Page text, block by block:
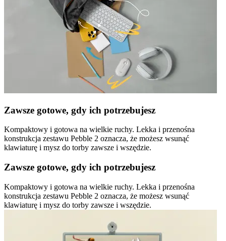
Zawsze gotowe, gdy ich potrzebujesz
Kompaktowy i gotowa na wielkie ruchy. Lekka i przenośna
konstrukcja zestawu Pebble 2 oznacza, że możesz wsunąć
klawiaturę i mysz do torby zawsze i wszędzie.
Zawsze gotowe, gdy ich potrzebujesz
Kompaktowy i gotowa na wielkie ruchy. Lekka i przenośna
konstrukcja zestawu Pebble 2 oznacza, że możesz wsunąć
klawiaturę i mysz do torby zawsze i wszędzie.